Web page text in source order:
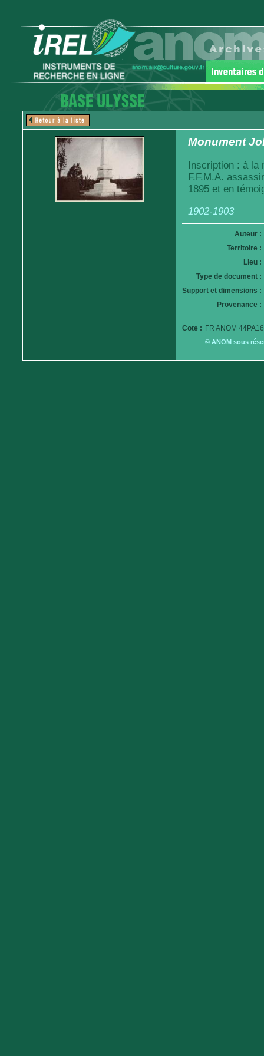
Monument
Inscription : à la
F.F.M.A.
1895 et en
1902-1903
Auteur :
Territoire :
Lieu :
Type de document :
Support et dimensions :
Provenance :
Cote : FR ANOM
© ANOM sous